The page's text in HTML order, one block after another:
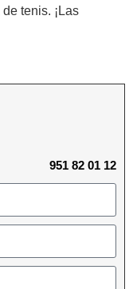
tenis. ¡Las
951 82 01 12